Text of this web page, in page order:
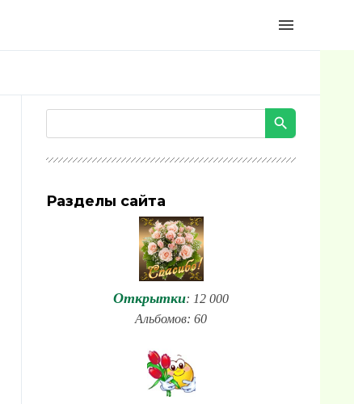
menu
Разделы сайта
Открытки: 12 000
Альбомов: 60